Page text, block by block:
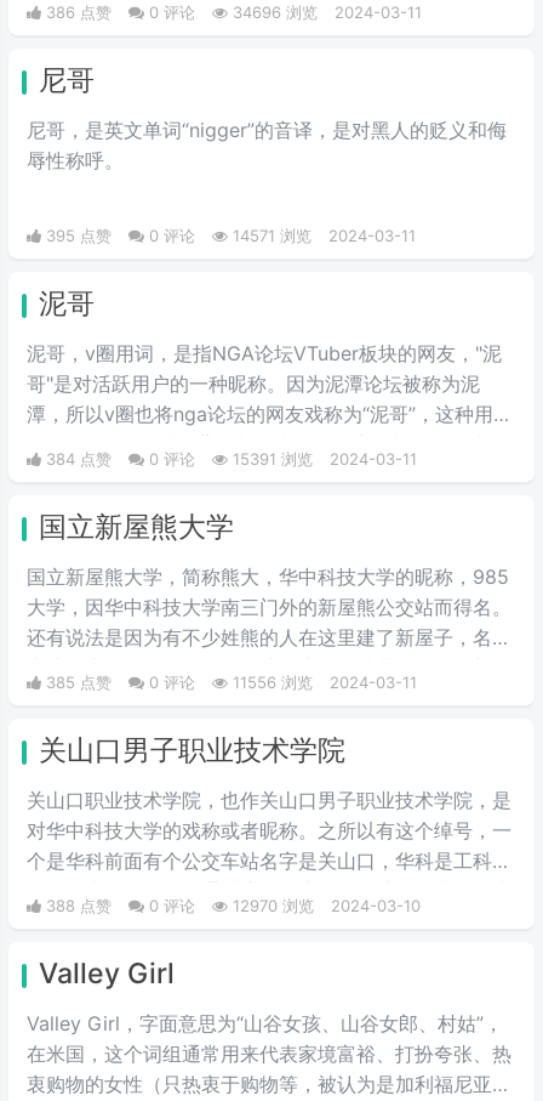
386 点赞 0 评论 34696 浏览 2024-03-11
尼哥
尼哥，是英文单词“nigger”的音译，是对黑人的贬义和侮
辱性称呼。
395 点赞 0 评论 14571 浏览 2024-03-11
泥哥
泥哥，v圈用词，是指NGA论坛VTuber板块的网友，"泥
哥"是对活跃用户的一种昵称。因为泥潭论坛被称为泥
潭，所以v圈也将nga论坛的网友戏称为“泥哥”，这种用法
户们开始将这些常驻者称为"泥哥"。
384 点赞 0 评论 15391 浏览 2024-03-11
国立新屋熊大学
国立新屋熊大学，简称熊大，华中科技大学的昵称，985
大学，因华中科技大学南三门外的新屋熊公交站而得名。
还有说法是因为有不少姓熊的人在这里建了新屋子，名字
熊大学的名字，比这个985大学更广为人知的外号“关山口
385 点赞 0 评论 11556 浏览 2024-03-11
关山口男子职业技术学院
关山口职业技术学院，也作关山口男子职业技术学院，是
对华中科技大学的戏称或者昵称。之所以有这个绰号，一
个是华科前面有个公交车站名字是关山口，华科是工科院
学称作关山口男子职业技术学院。所以有了这个江湖绰
388 点赞 0 评论 12970 浏览 2024-03-10
Valley Girl
Valley Girl，字面意思为“山谷女孩、山谷女郎、村姑”，
在米国，这个词组通常用来代表家境富裕、打扮夸张、热
衷购物的女性（只热衷于购物等，被认为是加利福尼亚州